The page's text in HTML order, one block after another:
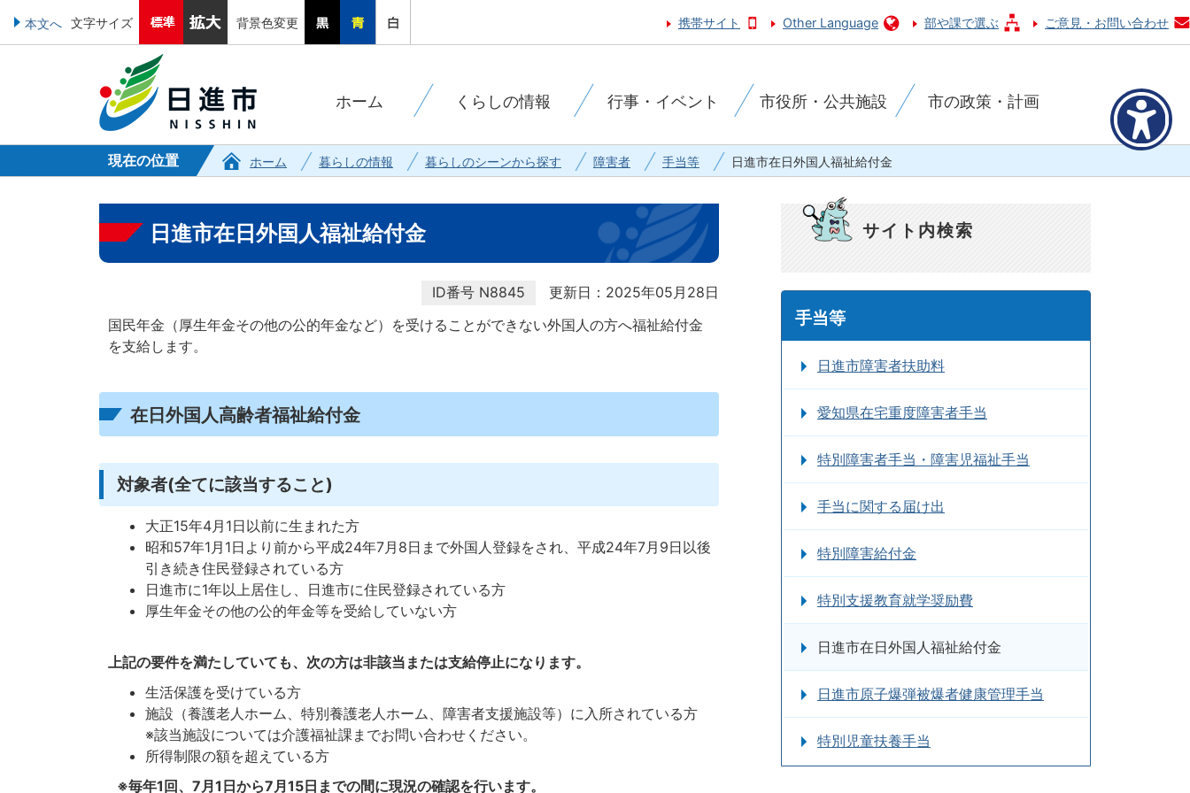
本文へ 文字サイズ 背景色変更 携帯サイト Other Language 部や課で選ぶ ご意見・お問い合わせ
ホーム くらしの情報 行事・イベント 市役所・公共施設 市の政策・計画
現在の位置 ホーム 暮らしの情報 暮らしのシーンから探す 障害者 手当等 日進市在日外国人福祉給付金
日進市在日外国人福祉給付金
ID番号 N8845
更新日：2025年05月28日
国民年金（厚生年金その他の公的年金など）を受けることができない外国人の方へ福祉給付金
を支給します。
在日外国人高齢者福祉給付金
対象者(全てに該当すること)
大正15年4月1日以前に生まれた方
昭和57年1月1日より前から平成24年7月8日まで外国人登録をされ、平成24年7月9日以後
引き続き住民登録されている方
日進市に1年以上居住し、日進市に住民登録されている方
厚生年金その他の公的年金等を受給していない方
上記の要件を満たしていても、次の方は非該当または支給停止になります。
生活保護を受けている方
施設（養護老人ホーム、特別養護老人ホーム、障害者支援施設等）に入所されている方
※該当施設については介護福祉課までお問い合わせください。
所得制限の額を超えている方
※毎年1回、7月1日から7月15日までの間に現況の確認を行います。
サイト内検索
手当等
日進市障害者扶助料
愛知県在宅重度障害者手当
特別障害者手当・障害児福祉手当
手当に関する届け出
特別障害給付金
特別支援教育就学奨励費
日進市在日外国人福祉給付金
日進市原子爆弾被爆者健康管理手当
特別児童扶養手当